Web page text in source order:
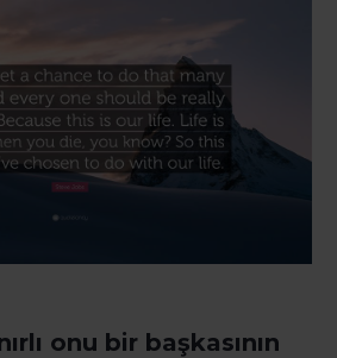
onu bir başkasının